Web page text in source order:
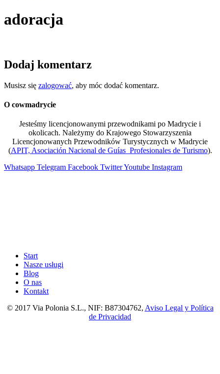
adoracja
Dodaj komentarz
Musisz się zalogować, aby móc dodać komentarz.
O cowmadrycie
Jesteśmy licencjonowanymi przewodnikami po Madrycie i
okolicach. Należymy do Krajowego Stowarzyszenia
Licencjonowanych Przewodników Turystycznych w Madrycie
(APIT, Asociación Nacional de Guías Profesionales de Turismo).
Whatsapp Telegram Facebook TwitterYoutube Instagram
Start
Nasze usługi
Blog
O nas
Kontakt
© 2017 Via Polonia S.L., NIF: B87304762, Aviso Legal y Política
de Privacidad